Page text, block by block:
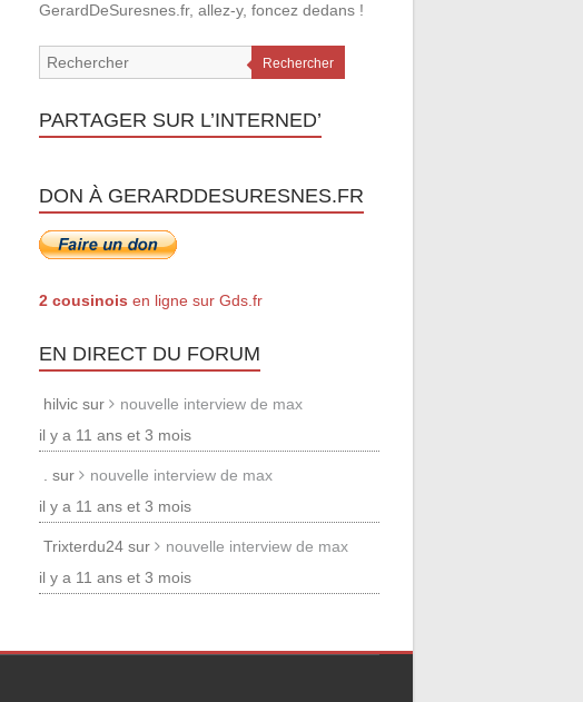
GerardDeSuresnes.fr, allez-y, foncez dedans !
Rechercher
PARTAGER SUR L’INTERNED’
DON À GERARDDESURESNES.FR
2 cousinois en ligne sur Gds.fr
EN DIRECT DU FORUM
hilvic sur
nouvelle interview de max
il y a 11 ans et 3 mois
. sur
nouvelle interview de max
il y a 11 ans et 3 mois
Trixterdu24 sur
nouvelle interview de max
il y a 11 ans et 3 mois